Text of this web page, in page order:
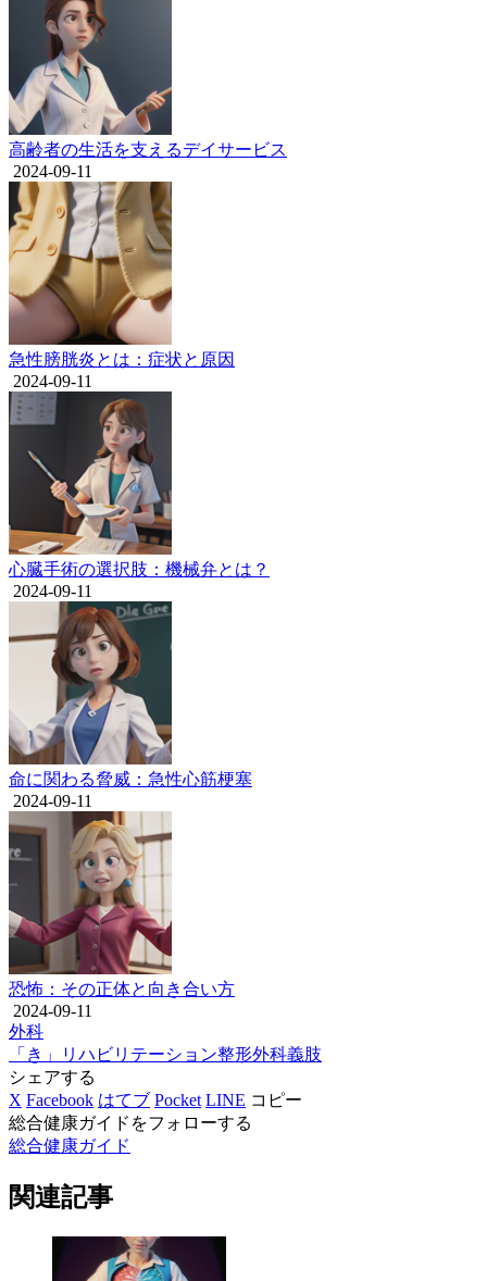
高齢者の生活を支えるデイサービス
2024-09-11
急性膀胱炎とは：症状と原因
2024-09-11
心臓手術の選択肢：機械弁とは？
2024-09-11
命に関わる脅威：急性心筋梗塞
2024-09-11
恐怖：その正体と向き合い方
2024-09-11
外科
「き」
リハビリテーション整形外科義肢
シェアする
X Facebook はてブ Pocket LINE コピー
総合健康ガイドをフォローする
総合健康ガイド
関連記事